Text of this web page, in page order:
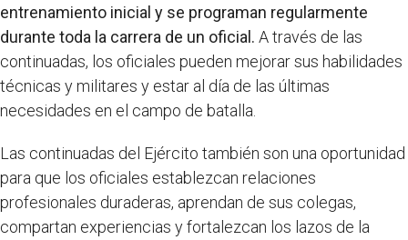
entrenamiento inicial y se programan regularmente
durante toda la carrera de un oficial. A través de las
continuadas, los oficiales pueden mejorar sus habilidades
técnicas y militares y estar al día de las últimas
necesidades en el campo de batalla.
Las continuadas del Ejército también son una oportunidad
para que los oficiales establezcan relaciones
profesionales duraderas, aprendan de sus colegas,
compartan experiencias y fortalezcan los lazos de la